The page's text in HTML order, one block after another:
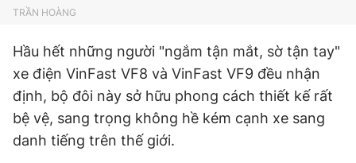
TRẦN HOÀNG
Hầu hết những người "ngắm tận mắt, sờ tận tay"
xe điện VinFast VF8 và VinFast VF9 đều nhận
định, bộ đôi này sở hữu phong cách thiết kế rất
bệ vệ, sang trọng không hề kém cạnh xe sang
danh tiếng trên thế giới.